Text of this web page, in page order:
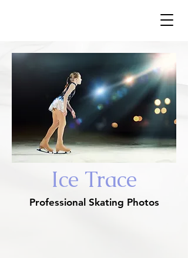
​Ice Trace
Ice Trace
Professional Skating Photos